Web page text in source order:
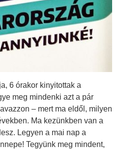
6 órakor kinyitottak a
meg mindenki azt a pár
– mert ma eldől, milyen
Ma kezünkben van a
Legyen a mai nap a
Tegyünk meg mindent,